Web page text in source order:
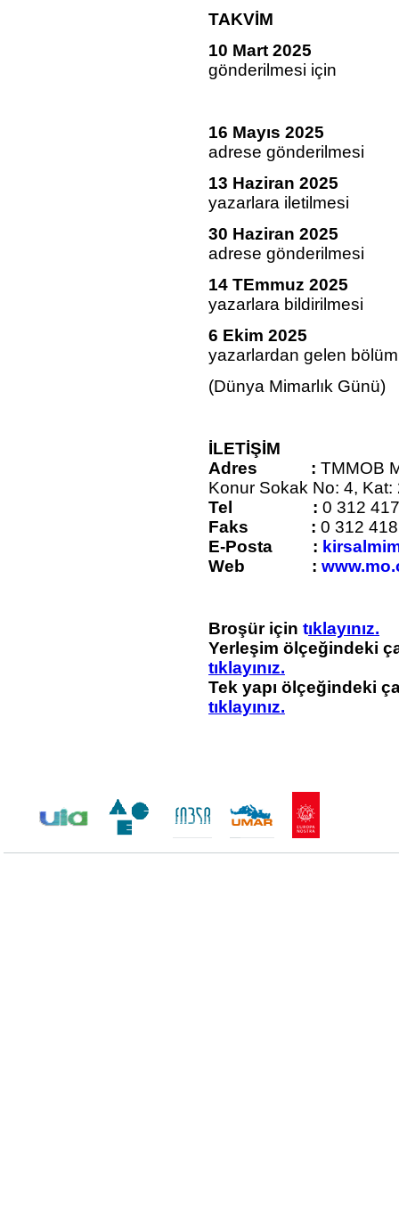
TAKVİM
10 Mart
gönderilmesi için
16 Mayıs
adrese gönderilmesi
13 Haziran
yazarlara iletilmesi
30 Haziran
adrese gönderilmesi
14 TEmmuz
yazarlara bildirilmesi
6 Ekim 2025
yazarlardan gelen
(Dünya Mimarlık
İLETİŞİM
Adres : TMMOB
Konur Sokak No: 4, Kat:
Tel : 0 312
Faks : 0 312
E-Posta :
Web :
Broşür için tıklayınız.
Yerleşim ölçeğindeki
tıklayınız.
Tek yapı ölçeğindeki
tıklayınız.